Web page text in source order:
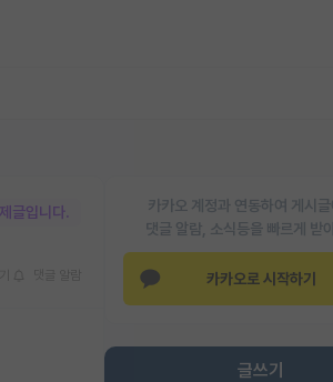
카카오 계정과 연동하여 게시글
댓글 알람, 소식등을 빠르게 받
카카오로 시작하기
글쓰기
글입니다.